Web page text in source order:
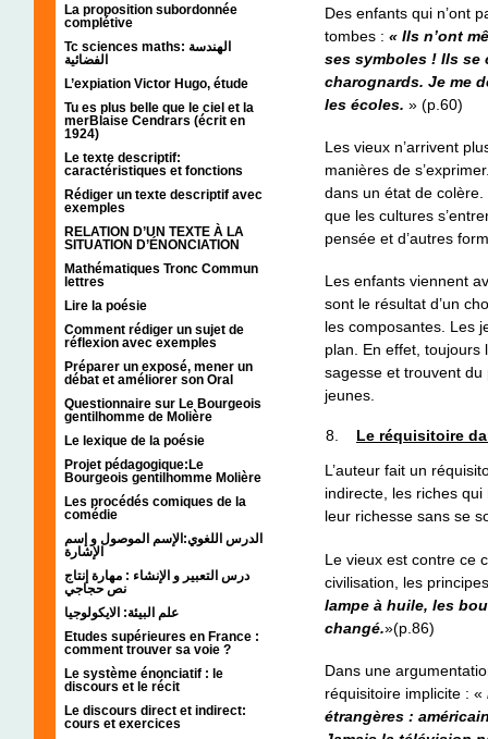
La proposition subordonnée
complétive
Tc sciences maths: الهندسة
الفضائية
L’expiation Victor Hugo, étude
Tu es plus belle que le ciel et la
merBlaise Cendrars (écrit en
1924)
Le texte descriptif:
caractéristiques et fonctions
Rédiger un texte descriptif avec
exemples
RELATION D’UN TEXTE À LA
SITUATION D’ÉNONCIATION
Mathématiques Tronc Commun
lettres
Lire la poésie
Comment rédiger un sujet de
réflexion avec exemples
Préparer un exposé, mener un
débat et améliorer son Oral
Questionnaire sur Le Bourgeois
gentilhomme de Molière
Le lexique de la poésie
Projet pédagogique:Le
Bourgeois gentilhomme Molière
Les procédés comiques de la
comédie
الدرس اللغوي:الإسم الموصول و إسم
الإشارة
درس التعبير و الإنشاء : مهارة إنتاج
نص حجاجي
علم البيئة: الايكولوجيا
Etudes supérieures en France :
comment trouver sa voie ?
Le système énonciatif : le
discours et le récit
Le discours direct et indirect:
cours et exercices
Des enfants qui n’ont
tombes : « Ils n’ont
ses symboles ! Ils se
charognards. Je me
les écoles. » (p.60)
Les vieux n’arrivent
manières de
dans un état de
que les cultures
pensée et d’autres
Les enfants viennent
sont le résultat d’un
les composantes. Les
plan. En effet, toujours
sagesse et trouvent
jeunes.
Le réquisitoire
L’auteur fait un
indirecte, les riches qui
leur richesse sans se
Le vieux est contre ce
civilisation, les
lampe à huile, les
changé.»(p.86)
Dans une
réquisitoire implicite : «
étrangères :